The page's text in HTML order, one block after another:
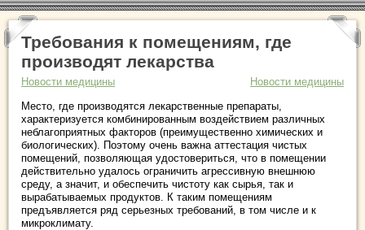
Требования к помещениям, где
производят лекарства
Новости медицины
Новости медицины
Место, где производятся лекарственные препараты,
характеризуется комбинированным воздействием различных
неблагоприятных факторов (преимущественно химических и
биологических). Поэтому очень важна аттестация чистых
помещений, позволяющая удостовериться, что в помещении
действительно удалось ограничить агрессивную внешнюю
среду, а значит, и обеспечить чистоту как сырья, так и
вырабатываемых продуктов. К таким помещениям
предъявляется ряд серьезных требований, в том числе и к
микроклимату.